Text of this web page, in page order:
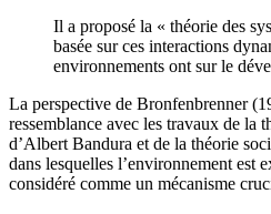
Il a proposé la « théorie des
basée sur ces interactions
environnements ont sur le
La perspective de Bronfenbrenner
ressemblance avec les travaux de la
d’Albert Bandura et de la théorie
dans lesquelles l’environnement est
considéré comme un mécanisme